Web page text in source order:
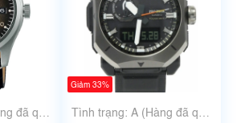
đã qua
Giảm 33%
Tình trạng: A (Hàng đã qua